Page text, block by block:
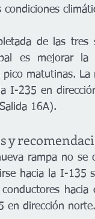
de las tres
es mejorar
matutinas.
I-235 en
16A).
y
rampa no
hacia la I-135
en dirección norte.